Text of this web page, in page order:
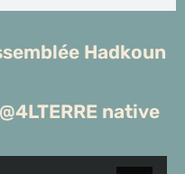
Hadkoun
native